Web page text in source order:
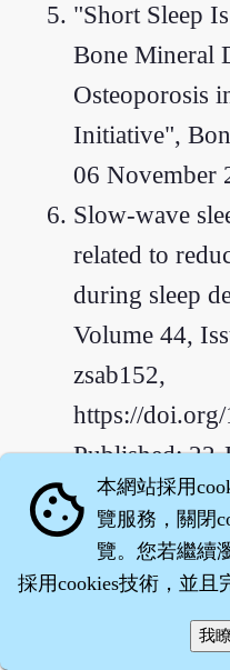
"Short Sleep
Bone Mineral
Osteoporosis
Initiative",
06 November
Slow-wave
related to
during sleep
Volume 44,
zsab152,
https://doi.org/
Published: 22
Depner C M,
H, et al. Ad
Sleep Fails to
Dysregulation
Pattern of
cookie 本網站採用
覽服務，關閉
覽。您若繼續
採用cookies技術，並且